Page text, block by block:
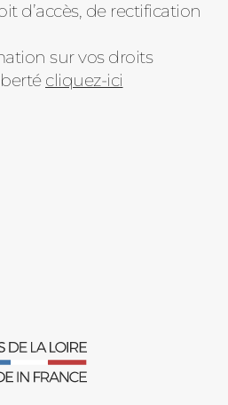
d’accès, de rectification
sur vos droits
cliquez-ici